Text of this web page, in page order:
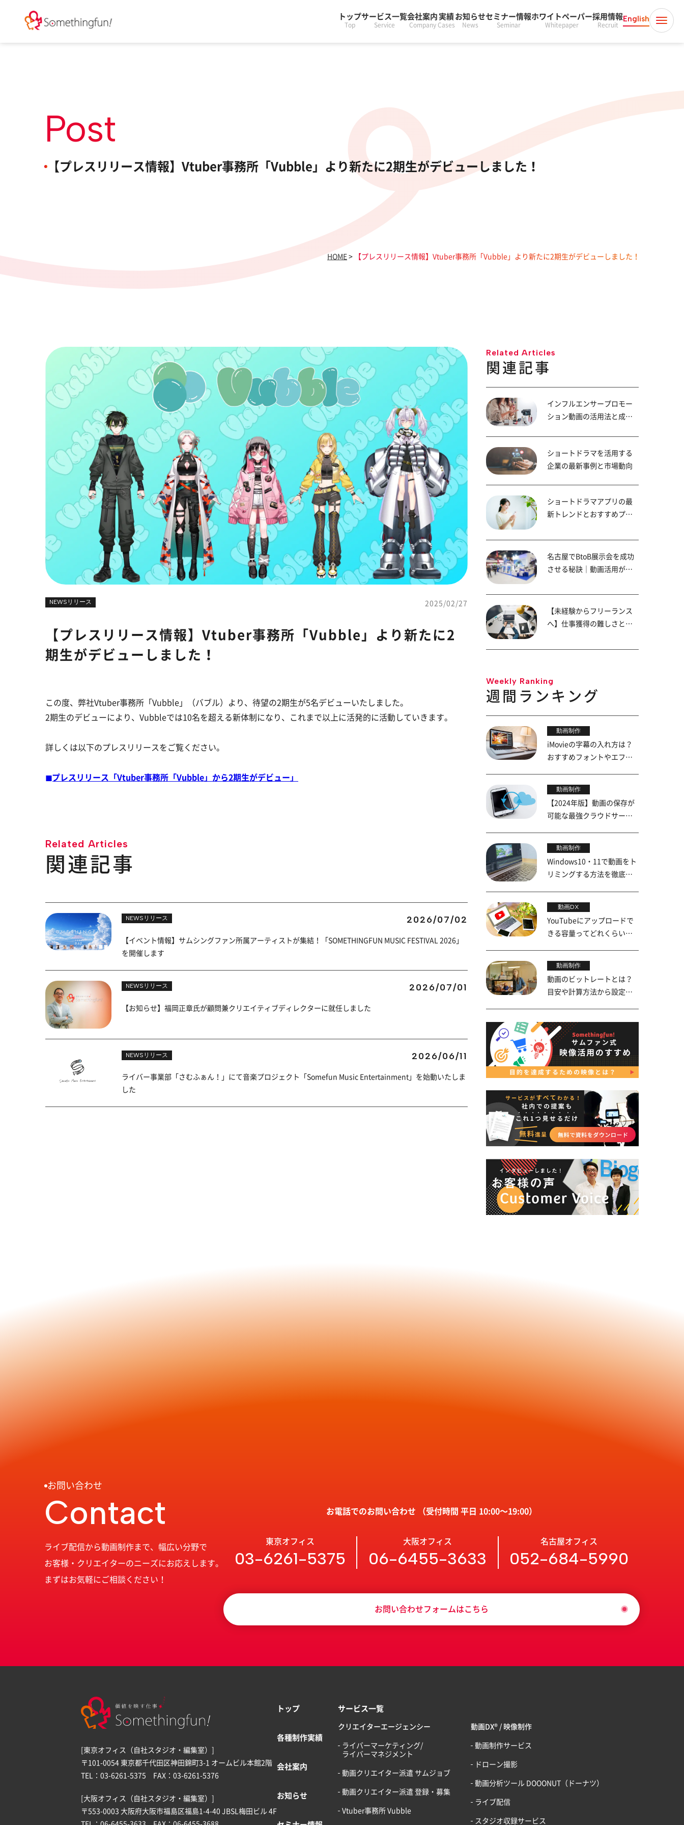
トップ
Top
サービス一覧
Service
会社案内
Company
実績
Cases
お知らせ
News
セミナー情報
Seminar
ホワイトペーパー
Whitepaper
採用情報
Recruit
English
Post
【プレスリリース情報】Vtuber事務所「Vubble」より新たに2期生がデビューしました！
HOME > 【プレスリリース情報】Vtuber事務所「Vubble」より新たに2期生がデビューしました！
NEWSリリース 2025/02/27
【プレスリリース情報】Vtuber事務所「Vubble」より新たに2
期生がデビューしました！
この度、弊社Vtuber事務所「Vubble」（バブル）より、待望の2期生が5名デビューいたしました。
2期生のデビューにより、Vubbleでは10名を超える新体制になり、これまで以上に活発的に活動していきます。
詳しくは以下のプレスリリースをご覧ください。
◼︎プレスリリース「Vtuber事務所「Vubble」から2期生がデビュー 」
Related Articles
関連記事
NEWSリリース 2026/07/02
【イベント情報】サムシングファン所属アーティストが集結！「SOMETHINGFUN MUSIC FESTIVAL 2026」
を開催します
NEWSリリース 2026/07/01
【お知らせ】福岡正章氏が顧問兼クリエイティブディレクターに就任しました
NEWSリリース 2026/06/11
ライバー事業部「さむふぁん！」にて音楽プロジェクト「Somefun Music Entertainment」を始動いたしま
した
Related Articles
関連記事
インフルエンサープロモー
ション動画の活用法と成功
ショートドラマを活用する
企業の最新事例と市場動向
ショートドラマアプリの最
新トレンドとおすすめプラ
名古屋でBtoB展示会を成功
させる秘訣｜動画活用が商
【未経験からフリーランス
へ】仕事獲得の難しさと成
Weekly Ranking
週間ランキング
動画制作
iMovieの字幕の入れ方は？
おすすめフォントやエフェ
動画制作
【2024年版】動画の保存が
可能な最強クラウドサービ
動画制作
Windows10・11で動画をト
リミングする方法を徹底解
動画DX
YouTubeにアップロードで
きる容量ってどれくらい？
動画制作
動画のビットレートとは？
目安や計算方法から設定の
お問い合わせ
Contact
ライブ配信から動画制作まで、幅広い分野で
お客様・クリエイターのニーズにお応えします。
まずはお気軽にご相談ください！
お電話でのお問い合わせ （受付時間 平日 10:00〜19:00）
東京オフィス
03-6261-5375
大阪オフィス
06-6455-3633
名古屋オフィス
052-684-5990
お問い合わせフォームはこちら
[東京オフィス（自社スタジオ・編集室）]
〒101-0054 東京都千代田区神田錦町3-1 オームビル本館2階
TEL：03-6261-5375 FAX：03-6261-5376
[大阪オフィス（自社スタジオ・編集室）]
〒553-0003 大阪府大阪市福島区福島1-4-40 JBSL梅田ビル 4F
トップ
各種制作実績
会社案内
お知らせ
サービス一覧
クリエイターエージェンシー
ライバーマーケティング/
ライバーマネジメント
動画クリエイター派遣 サムジョブ
動画クリエイター派遣 登録・募集
Vtuber事務所 Vubble
動画DX® / 映像制作
動画制作サービス
ドローン撮影
動画分析ツール DOOONUT（ドーナツ）
ライブ配信
スタジオ収録サービス